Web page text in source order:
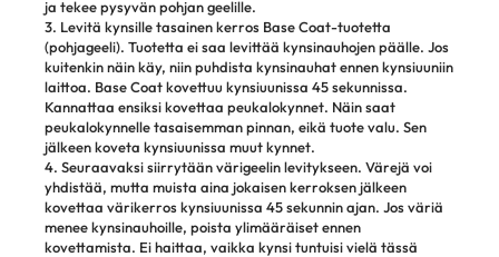
ja tekee pysyvän pohjan geelille.
3. Levitä kynsille tasainen kerros Base Coat-tuotetta
(pohjageeli). Tuotetta ei saa levittää kynsinauhojen päälle. Jos
kuitenkin näin käy, niin puhdista kynsinauhat ennen kynsiuuniin
laittoa. Base Coat kovettuu kynsiuunissa 45 sekunnissa.
Kannattaa ensiksi kovettaa peukalokynnet. Näin saat
peukalokynnelle tasaisemman pinnan, eikä tuote valu. Sen
jälkeen koveta kynsiuunissa muut kynnet.
4. Seuraavaksi siirrytään värigeelin levitykseen. Värejä voi
yhdistää, mutta muista aina jokaisen kerroksen jälkeen
kovettaa värikerros kynsiuunissa 45 sekunnin ajan. Jos väriä
menee kynsinauhoille, poista ylimääräiset ennen
kovettamista. Ei haittaa, vaikka kynsi tuntuisi vielä tässä